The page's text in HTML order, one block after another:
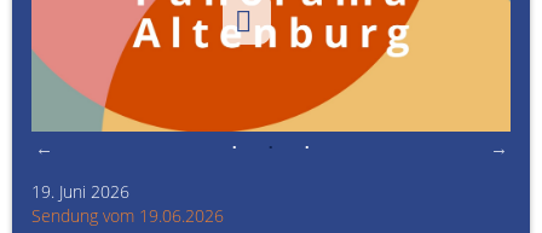
19. Juni 2026
Sendung vom 19.06.2026